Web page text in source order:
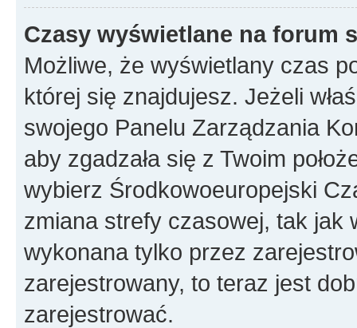
Czasy wyświetlane na forum
Możliwe, że wyświetlany czas
której się znajdujesz. Jeżeli
swojego Panelu Zarządzania
aby zgadzała się z Twoim
wybierz Środkowoeuropejski
zmiana strefy czasowej, tak jak
wykonana tylko przez
zarejestrowany, to teraz jest
zarejestrować.